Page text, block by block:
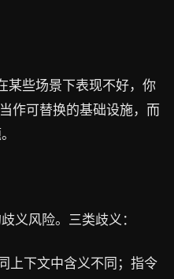
某些场景下表现不好，你
作可替换的基础设施，而
义风险。三类歧义：
下文中含义不同；指令